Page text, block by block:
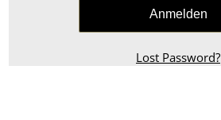
Lost Password?